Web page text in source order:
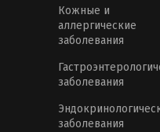
Кожные и
аллергические
заболевания
заболевания
заболевания